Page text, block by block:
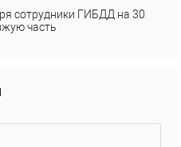
сотрудники ГИБДД на 30
часть